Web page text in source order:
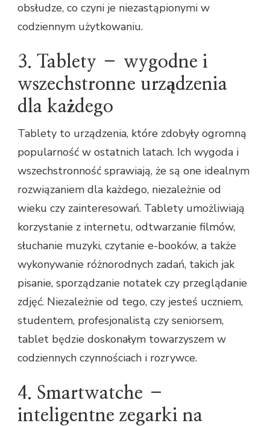
obsłudze, co czyni je niezastąpionymi w
codziennym użytkowaniu.
3. Tablety – wygodne i
wszechstronne urządzenia
dla każdego
Tablety to urządzenia, które zdobyły ogromną
popularność w ostatnich latach. Ich wygoda i
wszechstronność sprawiają, że są one idealnym
rozwiązaniem dla każdego, niezależnie od
wieku czy zainteresowań. Tablety umożliwiają
korzystanie z internetu, odtwarzanie filmów,
słuchanie muzyki, czytanie e-booków, a także
wykonywanie różnorodnych zadań, takich jak
pisanie, sporządzanie notatek czy przeglądanie
zdjęć. Niezależnie od tego, czy jesteś uczniem,
studentem, profesjonalistą czy seniorsem,
tablet będzie doskonałym towarzyszem w
codziennych czynnościach i rozrywce.
4. Smartwatche –
inteligentne zegarki na